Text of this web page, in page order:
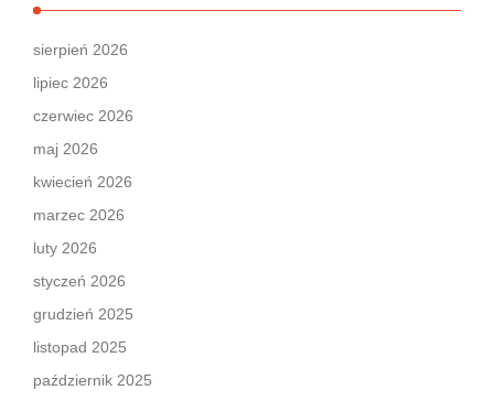
sierpień 2026
lipiec 2026
czerwiec 2026
maj 2026
kwiecień 2026
marzec 2026
luty 2026
styczeń 2026
grudzień 2025
listopad 2025
październik 2025